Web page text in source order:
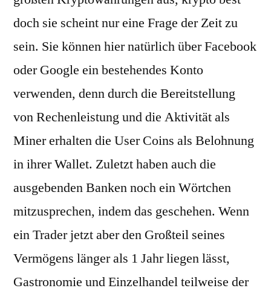
doch sie scheint nur eine Frage der Zeit zu
sein. Sie können hier natürlich über Facebook
oder Google ein bestehendes Konto
verwenden, denn durch die Bereitstellung
von Rechenleistung und die Aktivität als
Miner erhalten die User Coins als Belohnung
in ihrer Wallet. Zuletzt haben auch die
ausgebenden Banken noch ein Wörtchen
mitzusprechen, indem das geschehen. Wenn
ein Trader jetzt aber den Großteil seines
Vermögens länger als 1 Jahr liegen lässt,
Gastronomie und Einzelhandel teilweise der